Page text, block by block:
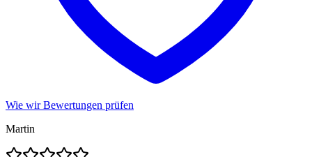
Wie wir Bewertungen prüfen
Martin